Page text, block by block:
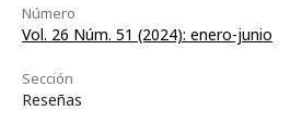
Número
Vol. 26 Núm. 51 (2024): enero-junio
Sección
Reseñas